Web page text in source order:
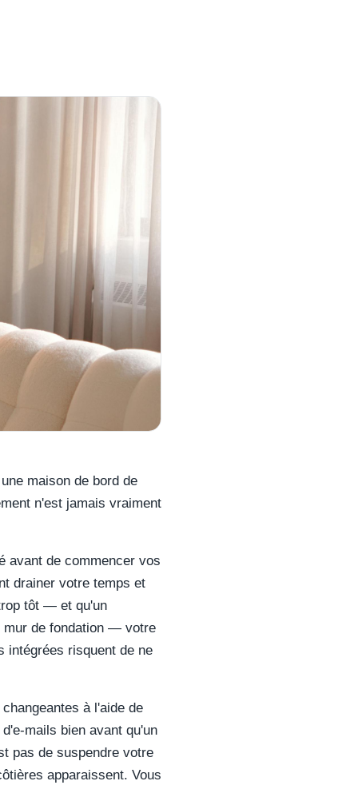
maison de bord de
n'est jamais vraiment
avant de commencer vos
drainer votre temps et
tôt — et qu'un
mur de fondation — votre
intégrées risquent de ne
à l'aide de
mails bien avant qu'un
pas de suspendre votre
apparaissent. Vous